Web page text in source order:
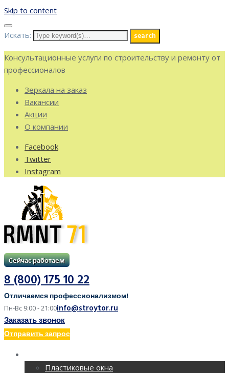
Skip to content
Искать: search
Консультационные услуги по строительству и ремонту от
профессионалов
Зеркала на заказ
Вакансии
Акции
О компании
Facebook
Twitter
Instagram
8 (800) 175 10 22
Отличаемся профессионализмом!
Пн-Вс 9:00 - 21:00info@stroytor.ru
Заказать звонок
Отправить запрос
Пластиковые окна